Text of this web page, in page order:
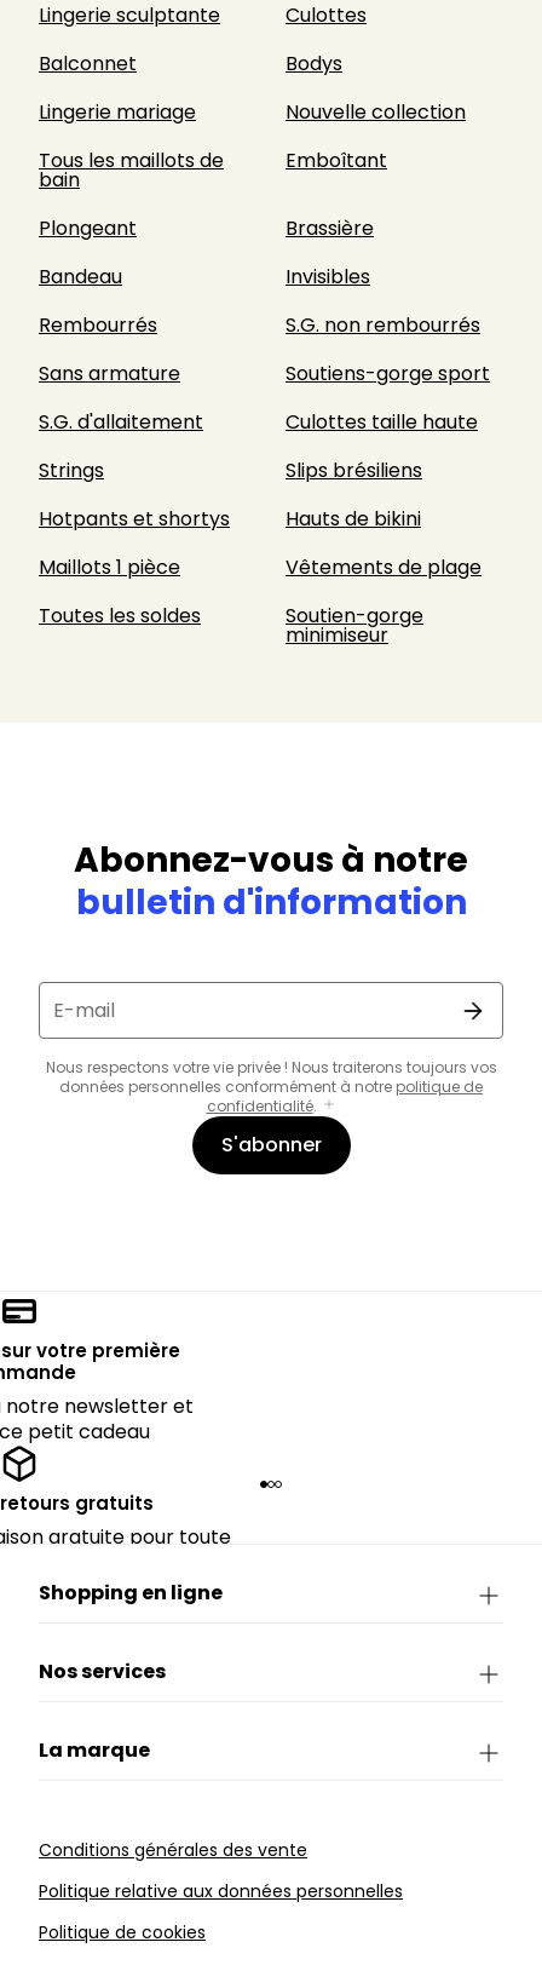
Lingerie sculptante
Culottes
Balconnet
Bodys
Lingerie mariage
Nouvelle collection
Tous les maillots de
bain
Emboîtant
Plongeant
Brassière
Bandeau
Invisibles
Rembourrés
S.G. non rembourrés
Sans armature
Soutiens-gorge sport
S.G. d'allaitement
Culottes taille haute
Strings
Slips brésiliens
Hotpants et shortys
Hauts de bikini
Maillots 1 pièce
Vêtements de plage
Toutes les soldes
Soutien-gorge
minimiseur
Abonnez-vous à notre
bulletin d'information
E-mail
Nous respectons votre vie privée ! Nous traiterons toujours vos
données personnelles conformément à notre politique de
confidentialité.
S'abonner
votre première
notre newsletter et
petit cadeau
gratuits
gratuite pour toute
Shopping en ligne
Nos services
La marque
Conditions générales des vente
Politique relative aux données personnelles
Politique de cookies